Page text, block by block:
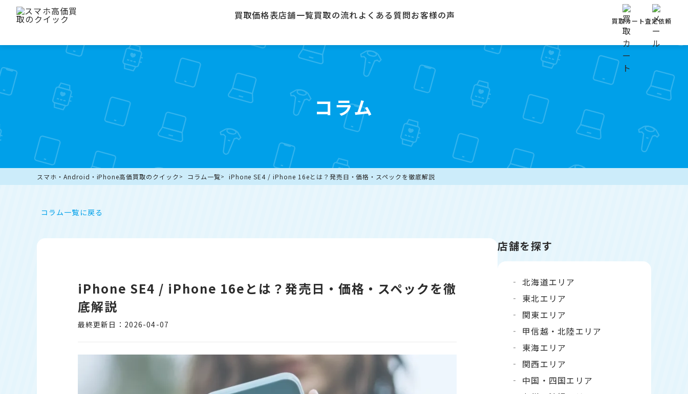
買取価格表店舗一覧買取の流れよくある質問お客様の声 買取カート査定依頼
コラム
スマホ・Android・iPhone高価買取のクイック コラム一覧 iPhone SE4 / iPhone 16eとは？発売日・価格・スペックを徹底解説
コラム一覧に戻る
iPhone SE4 / iPhone 16eとは？発売日・価格・スペックを徹
底解説
最終更新日：2026-04-07
店舗を探す
北海道エリア
東北エリア
関東エリア
甲信越・北陸エリア
東海エリア
関西エリア
中国・四国エリア